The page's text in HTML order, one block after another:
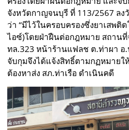
จังหวัดกาญจนบุรี ที่ 113/2567 ลง
ว่า “มีไว้ในครอบครองซึ่งยาเสพติ
ไอซ์)โดยฝ่าฝืนต่อกฎหมาย สถาน
ทล.323 หน้าร้านแฟลช ต.ท่าผา อ
จับกุมจึงได้แจ้งสิทธิ์ตามกฏหมายใ
ต้องหาส่ง สภ.ท่าเรือ ดำเนินคดี